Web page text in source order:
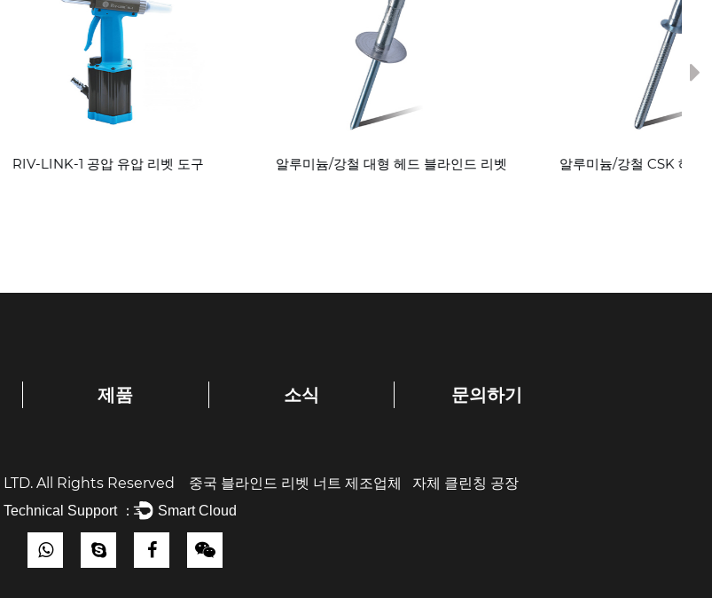
리벳 도구 알루미늄/강철 대형 헤드 블라인드 리벳 알루미늄/강철 CSK 헤드 블라인드 리벳
제품 소식 문의하기
All Rights Reserved 중국 블라인드 리벳 너트 제조업체 자체 클린칭 공장
Technical Support ： Smart Cloud